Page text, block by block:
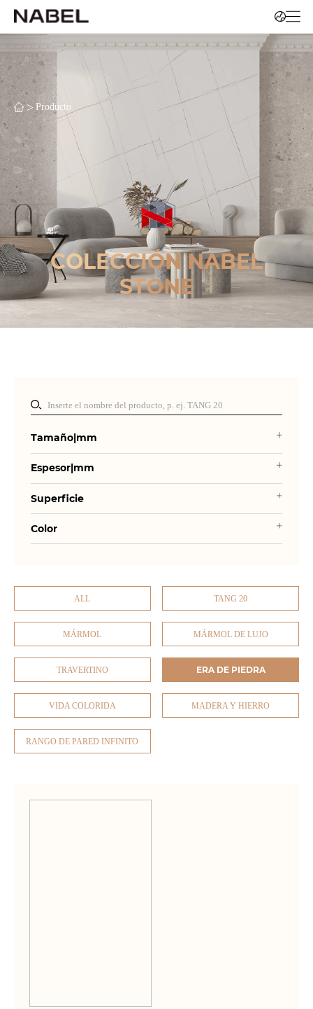
> Producto
COLECCIÓN NABEL
STONE
Tamaño|mm
Espesor|mm
Superficie
Color
ALL TANG 20
MÁRMOL MÁRMOL DE LUJO
TRAVERTINO ERA DE PIEDRA
VIDA COLORIDA MADERA Y HIERRO
RANGO DE PARED INFINITO